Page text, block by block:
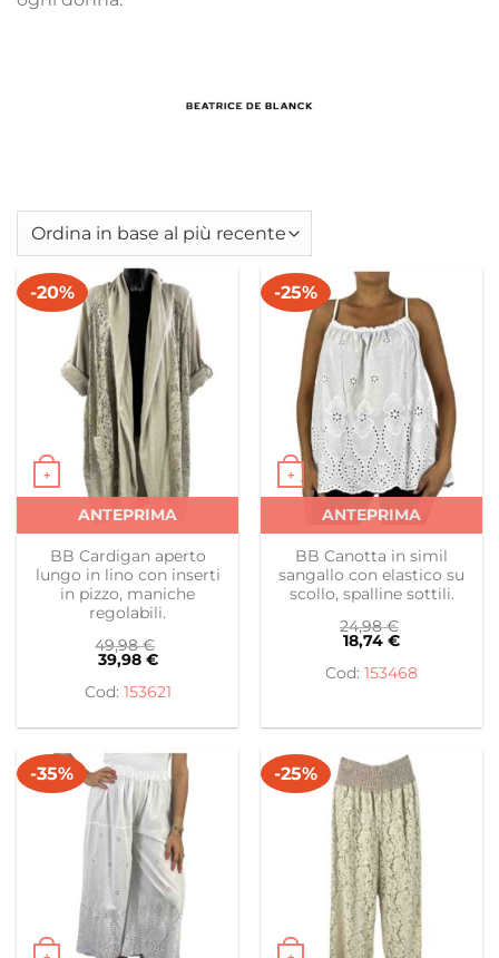
-20%
+
Questo prodotto ha più varianti. Le opzioni possono
ANTEPRIMA
BB Cardigan aperto
lungo in lino con inserti
in pizzo, maniche
regolabili.
49,98€
39,98 €
153621
-25%
+
Questo prodotto ha più
ANTEPRIMA
BB Canotta in simil
sangallo con elastico su
scollo, spalline sottili.
24,98€
18,74 €
153468
-35% -25%